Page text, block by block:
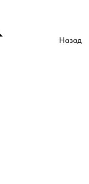
Назад